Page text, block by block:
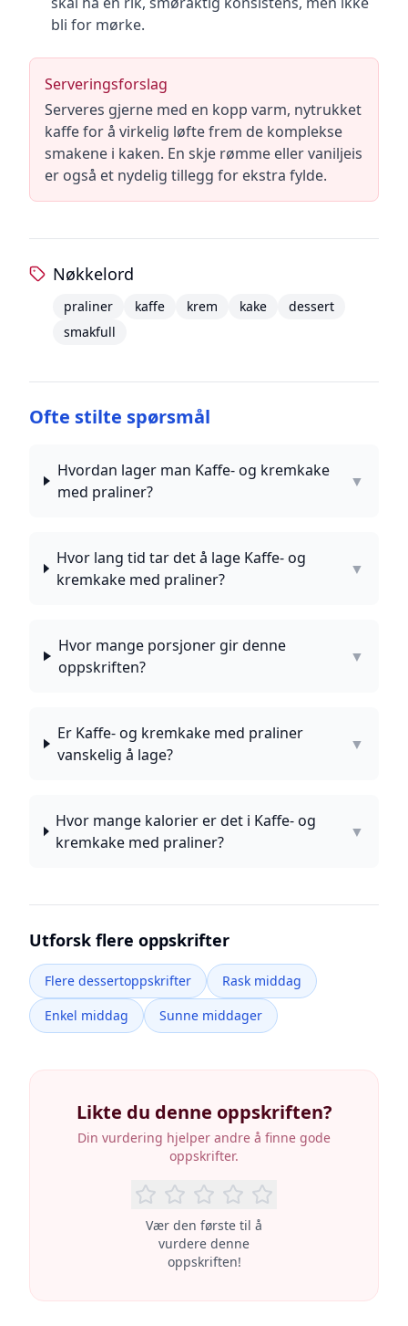
bli for mørke.
Serveringsforslag
Serveres gjerne med en kopp varm, nytrukket
kaffe for å virkelig løfte frem de komplekse
smakene i kaken. En skje rømme eller vaniljeis
er også et nydelig tillegg for ekstra fylde.
Nøkkelord
praliner kaffe krem kake
dessert
smakfull
Ofte stilte spørsmål
Hvordan lager man Kaffe- og kremkake
med praliner?
▼
Hvor lang tid tar det å lage Kaffe- og
kremkake med praliner?
▼
Hvor mange porsjoner gir denne
oppskriften?
▼
Er Kaffe- og kremkake med praliner
vanskelig å lage?
▼
Hvor mange kalorier er det i Kaffe- og
kremkake med praliner?
▼
Utforsk flere oppskrifter
Flere dessertoppskrifter
Rask middag
Enkel middag
Sunne middager
Likte du denne oppskriften?
Din vurdering hjelper andre å finne gode
oppskrifter.
Vær den første til å
vurdere denne
oppskriften!